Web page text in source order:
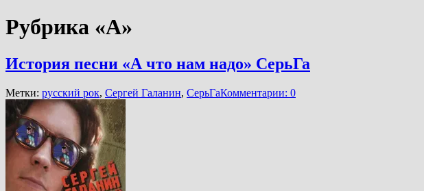
Рубрика «A»
История песни «А что нам надо» СерьГа
Метки: русский рок, Сергей Галанин, СерьГаКомментарии: 0